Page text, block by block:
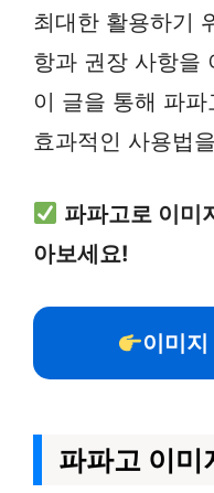
최대한 활용하기
항과 권장 사항을
이 글을 통해 파
효과적인 사용법
파파고로 이미
아보세요!
이미지
파파고 이미